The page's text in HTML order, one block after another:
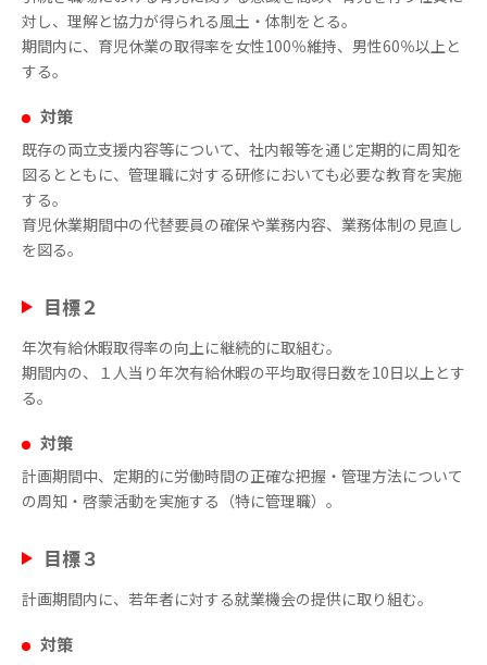
対し、理解と協力が得られる風土・体制をとる。
期間内に、育児休業の取得率を女性100％維持、男性60％以上と
する。
対策
既存の両立支援内容等について、社内報等を通じ定期的に周知を
図るとともに、管理職に対する研修においても必要な教育を実施
する。
育児休業期間中の代替要員の確保や業務内容、業務体制の見直し
を図る。
目標２
年次有給休暇取得率の向上に継続的に取組む。
期間内の、１人当り年次有給休暇の平均取得日数を10日以上とす
る。
対策
計画期間中、定期的に労働時間の正確な把握・管理方法について
の周知・啓蒙活動を実施する（特に管理職）。
目標３
計画期間内に、若年者に対する就業機会の提供に取り組む。
対策